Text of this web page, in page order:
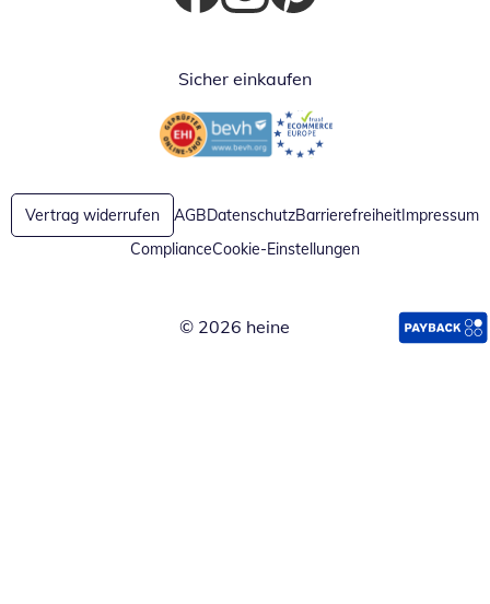
Öffnet in neuem Fenster
Öffnet in neuem Fenster
Öffnet in neuem Fenster
Sicher einkaufen
Öffnet in neuem FensterÖffnet in neuem Fenster
Vertrag widerrufen AGBDatenschutzBarrierefreiheitImpressum
ComplianceCookie-Einstellungen
© 2026 heine